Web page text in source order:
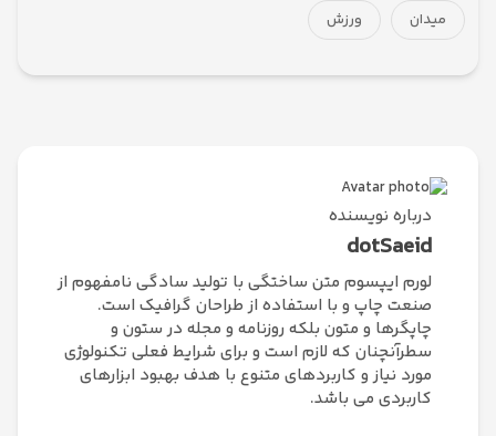
میدان ورزش
درباره نویسنده
dotSaeid
لورم ایپسوم متن ساختگی با تولید سادگی نامفهوم از
صنعت چاپ و با استفاده از طراحان گرافیک است.
چاپگرها و متون بلکه روزنامه و مجله در ستون و
سطرآنچنان که لازم است و برای شرایط فعلی تکنولوژی
مورد نیاز و کاربردهای متنوع با هدف بهبود ابزارهای
کاربردی می باشد.